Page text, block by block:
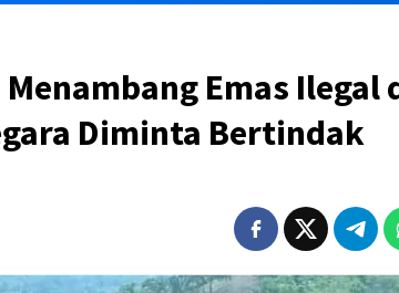
Emas Ilegal
Diminta Bertindak